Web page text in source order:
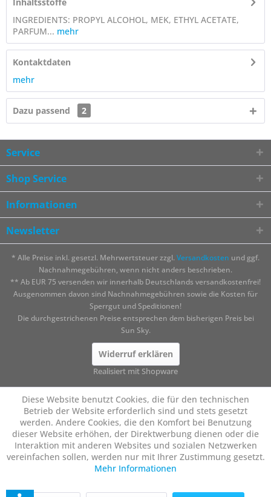
INGREDIENTS: PROPYL ALCOHOL, MEK, ETHYL ACETATE,
PARFUM... mehr
Kontaktdaten
mehr
Dazu passend 2
Service
Shop Service
Informationen
Newsletter
* Alle Preise inkl. gesetzl. Mehrwertsteuer zzgl. Versandkosten und ggf.
Nachnahmegebühren, wenn nicht anders beschrieben.
** Ab EUR 75 versenden wir innerhalb Deutschlands versandkostenfrei!
Ausgenommen davon sind Nachnahmegebühren sowie die Kosten für
Sperrgut und Speditionen!
Die durchgestrichenen Preise entsprechen dem bisherigen Preis bei
Sun Sky.
Widerruf erklären
Realisiert mit Shopware
Diese Website benutzt Cookies, die für den technischen
Betrieb der Website erforderlich sind und stets gesetzt
werden. Andere Cookies, die den Komfort bei Benutzung
dieser Website erhöhen, der Direktwerbung dienen oder die
Interaktion mit anderen Websites und sozialen Netzwerken
vereinfachen sollen, werden nur mit Ihrer Zustimmung gesetzt.
Mehr Informationen